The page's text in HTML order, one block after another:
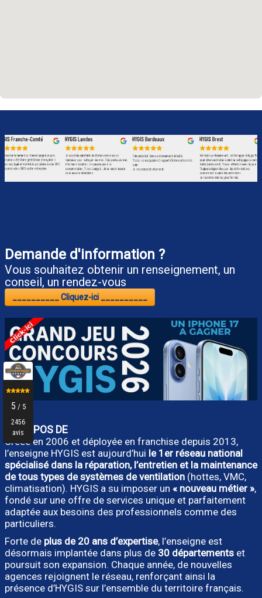
Demande d'information ?
Vous souhaitez obtenir un renseignement, un
conseil, un rendez-vous
__________ Cliquez-ici __________
A PROPOS DE
Créée en 2006 et déployée en franchise depuis 2013,
l’enseigne HYGIS est aujourd’hui le 1er réseau national
spécialisé dans la réparation, l’entretien et la maintenance
de tous types de systèmes de ventilation (hottes, VMC,
climatisation). HYGIS a su imposer un « nouveau métier »,
fondé sur une offre de services unique et parfaitement
adaptée aux besoins des professionnels comme des
particuliers.
Forte de plus de 20 ans d’expertise, l’enseigne est
désormais implantée dans plus de 30 départements et
poursuit son expansion. Chaque année, de nouvelles
agences rejoignent le réseau, renforçant ainsi la
présence d’HYGIS sur l’ensemble du territoire français.